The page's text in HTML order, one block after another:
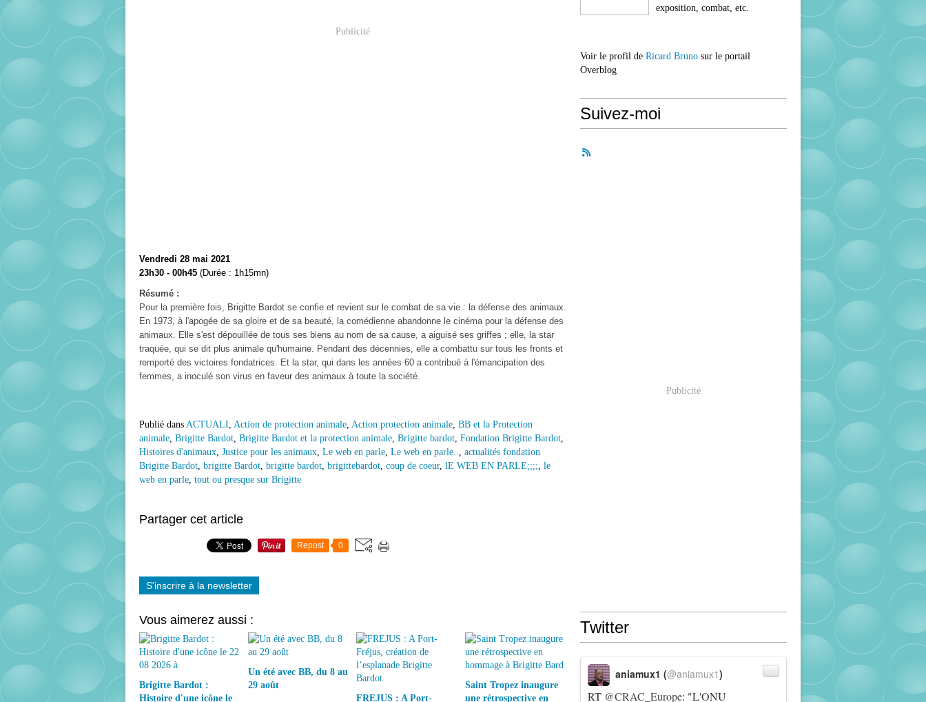
Publicité
Vendredi 28 mai 2021
23h30 - 00h45 (Durée : 1h15mn)
Résumé :
Pour la première fois, Brigitte Bardot se confie et revient sur le combat de sa vie : la défense des animaux.
En 1973, à l'apogée de sa gloire et de sa beauté, la comédienne abandonne le cinéma pour la défense des
animaux. Elle s'est dépouillée de tous ses biens au nom de sa cause, a aiguisé ses griffes ; elle, la star
traquée, qui se dit plus animale qu'humaine. Pendant des décennies, elle a combattu sur tous les fronts et
remporté des victoires fondatrices. Et la star, qui dans les années 60 a contribué à l'émancipation des
femmes, a inoculé son virus en faveur des animaux à toute la société.
Publié dans ACTUALI Action de protection animale Action protection animale BB et la Protection
animale Brigitte Bardot Brigitte Bardot et la protection animale Brigitte bardot Fondation Brigitte Bardot
Histoires d'animaux Justice pour les animaux Le web en parle Le web en parle..
actualités fondation
Brigitte Bardot brigitte Bardot brigitte bardot brigittebardot coup de coeur, lE WEB EN PARLE;;;; le
web en parle tout ou presque sur Brigitte
Partager cet article
Repost 0
S'inscrire à la newsletter
Vous aimerez aussi :
Brigitte Bardot :
Histoire d'une icône le
Un été avec BB, du 8 au
29 août
FREJUS : A Port-
Saint Tropez inaugure
une rétrospective en
exposition, combat, etc.
Voir le profil de Ricard Bruno sur le portail
Overblog
Suivez-moi
Publicité
Twitter
RT @CRAC_Europe: "L'ONU
aniamux1 (@aniamux1)